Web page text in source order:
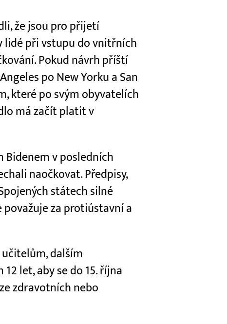
že jsou pro přijetí
lidé při vstupu do vnitřních
Pokud návrh příští
po New Yorku a San
které po svým obyvatelích
má začít platit v
Bidenem v posledních
naočkovat. Předpisy,
státech silné
za protiústavní a
učitelům, dalším
let, aby se do 15. října
zdravotních nebo